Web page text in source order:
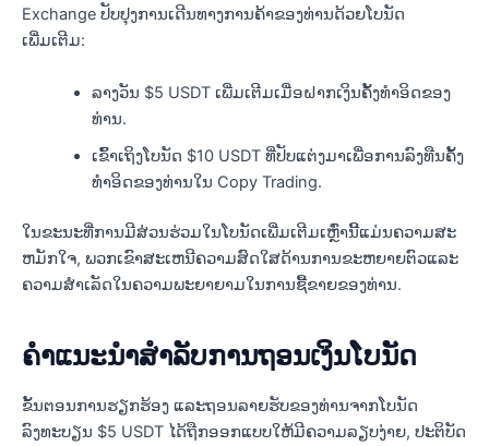
Exchange ປັບປຸງການເດີນທາງການຄ້າຂອງທ່ານດ້ວຍໂບນັດ
ເພີ່ມເຕີມ:
ລາງວັນ $5 USDT ເພີ່ມເຕີມເມື່ອຝາກເງິນຄັ້ງທຳອິດຂອງ
ທ່ານ.
ເຂົ້າເຖິງໂບນັດ $10 USDT ທີ່ປັບແຕ່ງມາເພື່ອການລົງທືນຄັ້ງ
ທຳອິດຂອງທ່ານໃນ Copy Trading.
ໃນຂະນະທີ່ການມີສ່ວນຮ່ວມໃນໂບນັດເພີ່ມເຕີມເຫຼົ່ານີ້ແມ່ນຄວາມສະ
ຫມັກໃຈ, ພວກເຂົາສະເຫນີຄວາມສົດໃສດ້ານການຂະຫຍາຍຕົວແລະ
ຄວາມສໍາເລັດໃນຄວາມພະຍາຍາມໃນການຊື້ຂາຍຂອງທ່ານ.
ຄໍາແນະນໍາສໍາລັບການຖອນເງິນໂບນັດ
ຂັ້ນຕອນການຮຽກຮ້ອງ ແລະຖອນລາຍຮັບຂອງທ່ານຈາກໂບນັດ
ລົງທະບຽນ $5 USDT ໄດ້ຖືກອອກແບບໃຫ້ມີຄວາມລຽບງ່າຍ, ປະຕິບັດ